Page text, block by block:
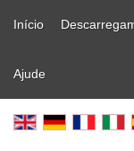
Início
Ajude